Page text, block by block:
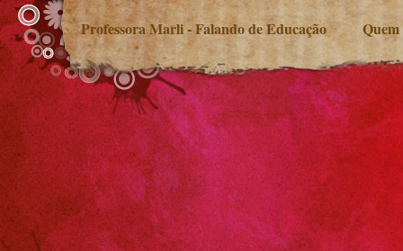
Professora Marli - Falando de Educação Quem
Descontos de aposentados na Justiça